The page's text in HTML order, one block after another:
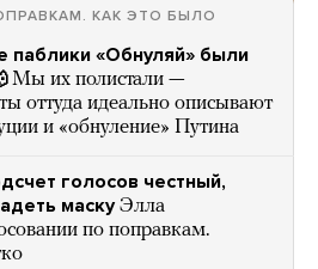
КАК ЭТО БЫЛО
паблики «Обнуляй» были
Мы их полистали —
оттуда идеально описывают
и «обнуление» Путина
голосов честный,
маску Элла
по поправкам.